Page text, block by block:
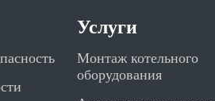
Услуги
Монтаж котельного
оборудования